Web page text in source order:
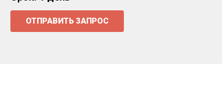
ОТПРАВИТЬ ЗАПРОС